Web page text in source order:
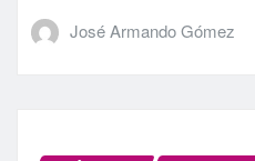
José Armando Gómez